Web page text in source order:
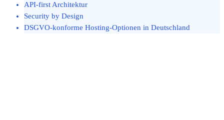
API-first Architektur
Security by Design
DSGVO-konforme Hosting-Optionen in Deutschland